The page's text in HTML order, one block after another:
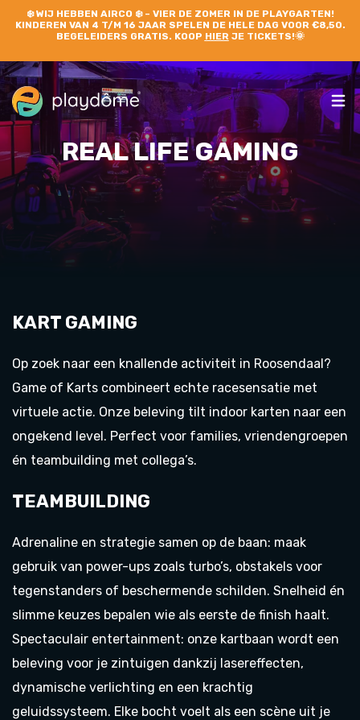
❄️WIJ HEBBEN AIRCO ❄️ – VIER DE ZOMER IN DE PLAYGARTEN!
KINDEREN VAN 4 T/M 16 JAAR SPELEN DE HELE DAG VOOR €8,50.
BEGELEIDERS GRATIS. KOOP HIERJE TICKETS!🌞
REAL LIFE GAMING
KART GAMING
Op zoek naar een knallende activiteit in Roosendaal?
Game of Karts combineert echte racesensatie met
virtuele actie. Onze beleving tilt indoor karten naar een
ongekend level. Perfect voor families, vriendengroepen
én teambuilding met collega’s.
TEAMBUILDING
Adrenaline en strategie samen op de baan: maak
gebruik van power-ups zoals turbo’s, obstakels voor
tegenstanders of beschermende schilden. Snelheid én
slimme keuzes bepalen wie als eerste de finish haalt.
Spectaculair entertainment: onze kartbaan wordt een
beleving voor je zintuigen dankzij lasereffecten,
dynamische verlichting en een krachtig
geluidssysteem. Elke bocht voelt als een scène uit je